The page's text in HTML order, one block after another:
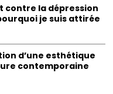
contre la dépression
je suis attirée
d’une esthétique
contemporaine